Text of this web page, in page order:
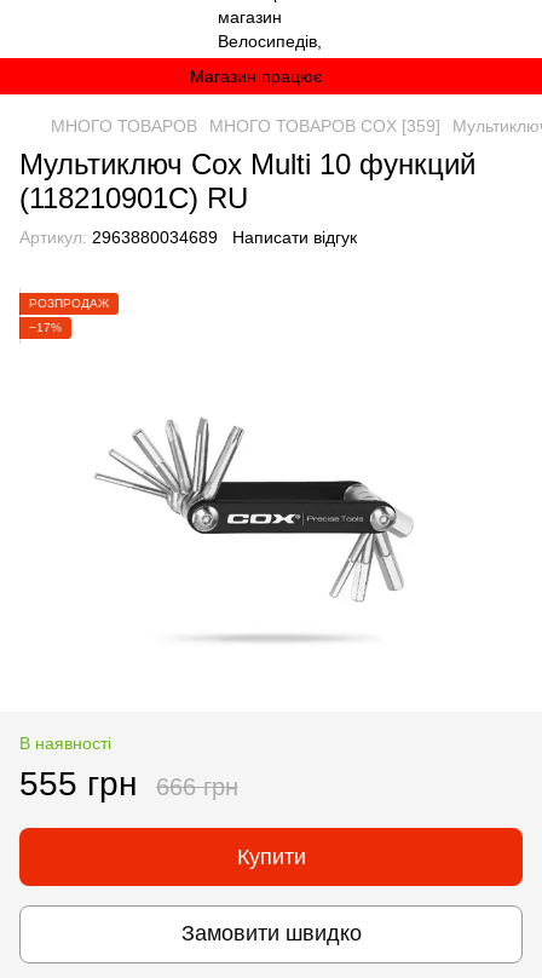
Магазин працює
МНОГО ТОВАРОВ МНОГО ТОВАРОВ COX [359]
Мультиключ Cox Multi 10 функций
(118210901C) RU
Артикул: 2963880034689 Написати відгук
РОЗПРОДАЖ
−17%
В наявності
555 грн 666 грн
Купити
Замовити швидко